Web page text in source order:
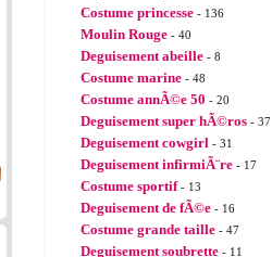
Costume princesse - 136
Moulin Rouge - 40
Deguisement abeille - 8
Costume marine - 48
Costume annÃ©e 50 - 20
Deguisement super hÃ©ros - 37
Deguisement cowgirl - 31
Deguisement infirmiÃ¨re - 17
Costume sportif- 13
Deguisement de fÃ©e - 16
Costume grande taille - 47
Deguisement soubrette - 11